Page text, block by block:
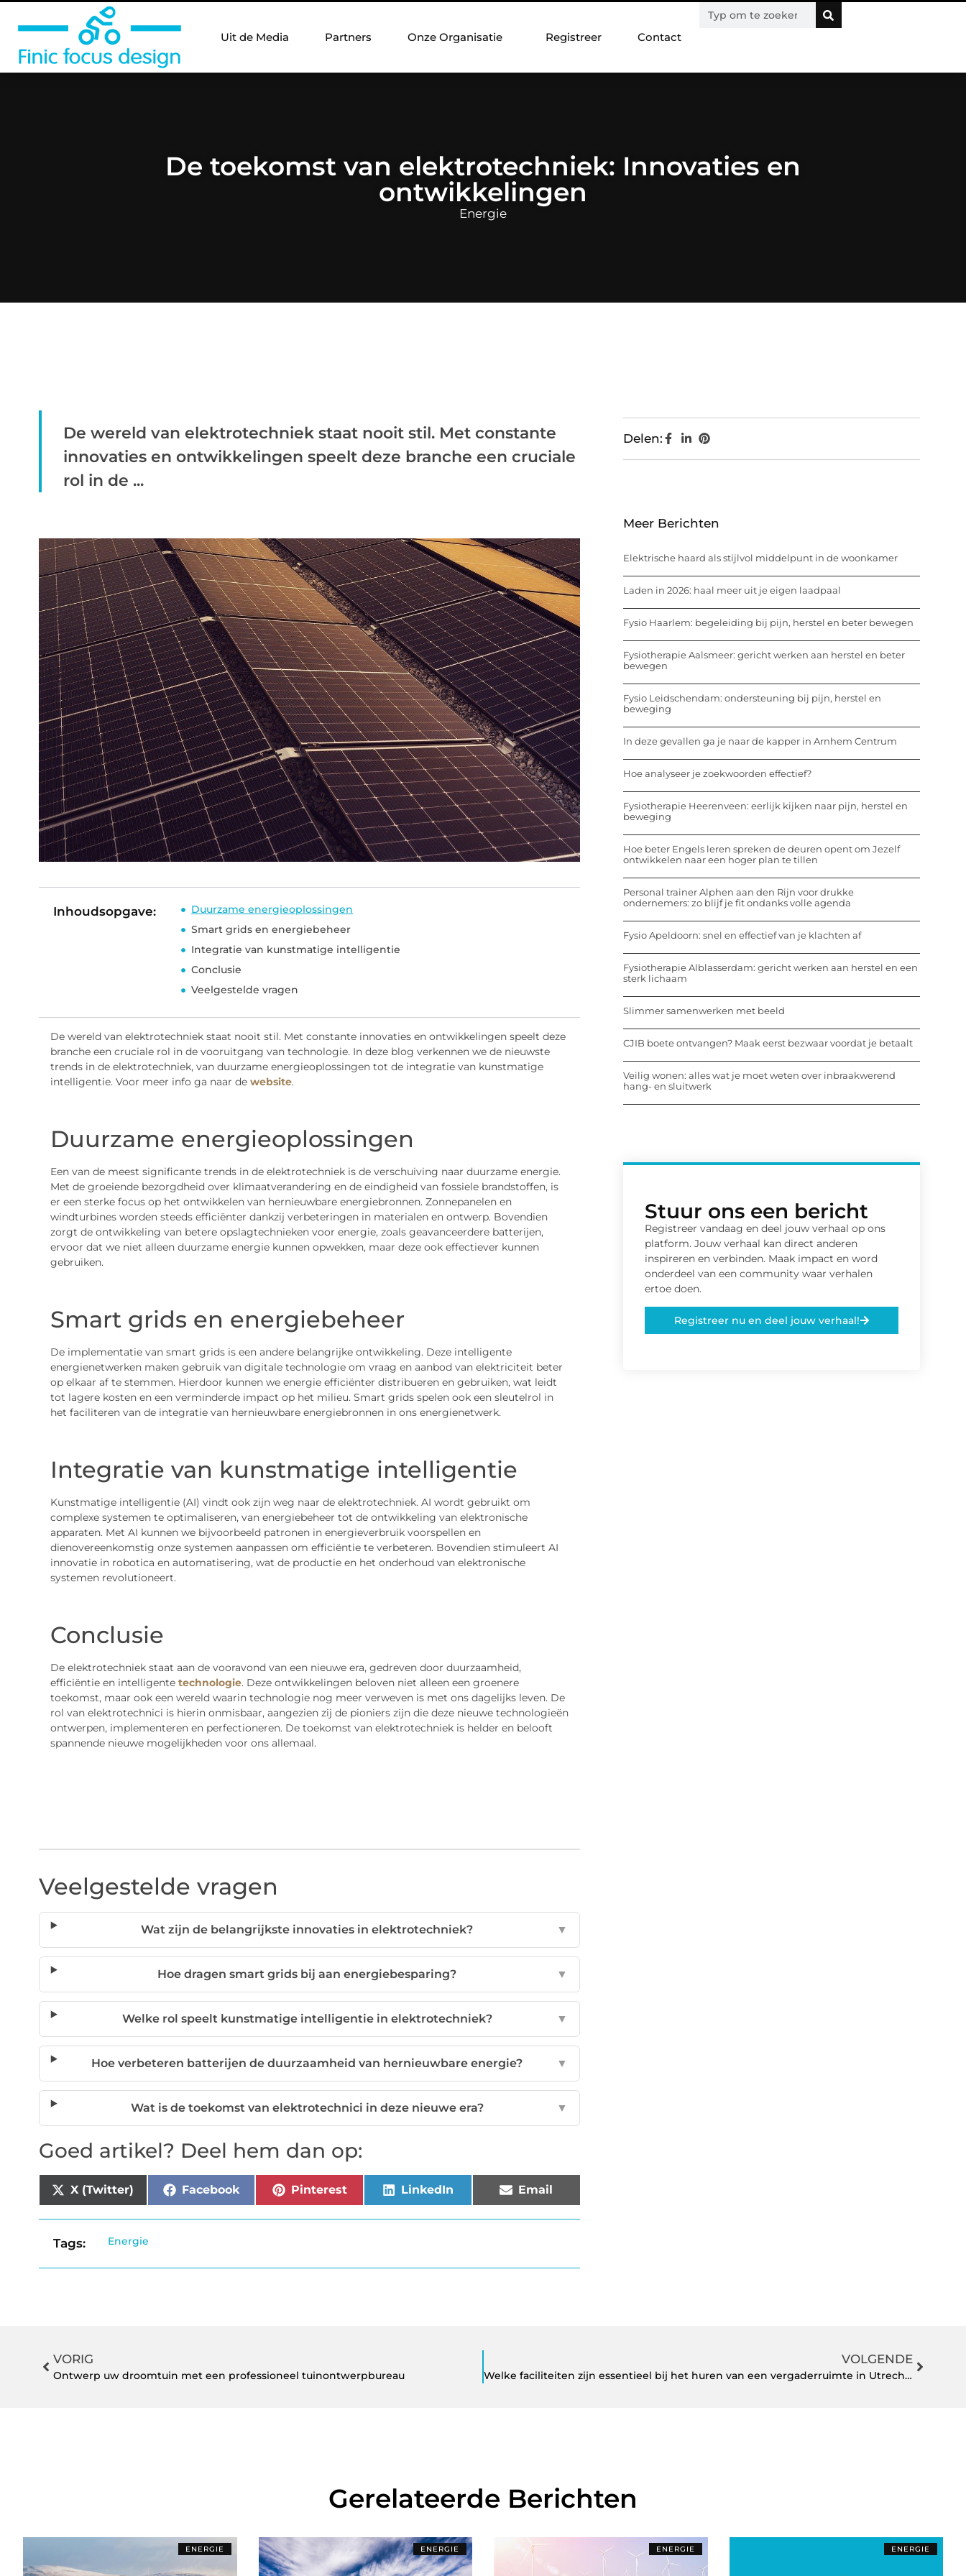
Uit de Media Partners Onze Organisatie Registreer Contact
De toekomst van elektrotechniek: Innovaties en
ontwikkelingen
Energie
De wereld van elektrotechniek staat nooit stil. Met constante
innovaties en ontwikkelingen speelt deze branche een cruciale
rol in de ...
Inhoudsopgave:
Duurzame energieoplossingen
Smart grids en energiebeheer
Integratie van kunstmatige intelligentie
Conclusie
Veelgestelde vragen
De wereld van elektrotechniek staat nooit stil. Met constante innovaties en ontwikkelingen speelt deze
branche een cruciale rol in de vooruitgang van technologie. In deze blog verkennen we de nieuwste
trends in de elektrotechniek, van duurzame energieoplossingen tot de integratie van kunstmatige
intelligentie. Voor meer info ga naar de website.
Duurzame energieoplossingen
Een van de meest significante trends in de elektrotechniek is de verschuiving naar duurzame energie.
Met de groeiende bezorgdheid over klimaatverandering en de eindigheid van fossiele brandstoffen, is
er een sterke focus op het ontwikkelen van hernieuwbare energiebronnen. Zonnepanelen en
windturbines worden steeds efficiënter dankzij verbeteringen in materialen en ontwerp. Bovendien
zorgt de ontwikkeling van betere opslagtechnieken voor energie, zoals geavanceerdere batterijen,
ervoor dat we niet alleen duurzame energie kunnen opwekken, maar deze ook effectiever kunnen
gebruiken.
Smart grids en energiebeheer
De implementatie van smart grids is een andere belangrijke ontwikkeling. Deze intelligente
energienetwerken maken gebruik van digitale technologie om vraag en aanbod van elektriciteit beter
op elkaar af te stemmen. Hierdoor kunnen we energie efficiënter distribueren en gebruiken, wat leidt
tot lagere kosten en een verminderde impact op het milieu. Smart grids spelen ook een sleutelrol in
het faciliteren van de integratie van hernieuwbare energiebronnen in ons energienetwerk.
Integratie van kunstmatige intelligentie
Kunstmatige intelligentie (AI) vindt ook zijn weg naar de elektrotechniek. AI wordt gebruikt om
complexe systemen te optimaliseren, van energiebeheer tot de ontwikkeling van elektronische
apparaten. Met AI kunnen we bijvoorbeeld patronen in energieverbruik voorspellen en
dienovereenkomstig onze systemen aanpassen om efficiëntie te verbeteren. Bovendien stimuleert AI
innovatie in robotica en automatisering, wat de productie en het onderhoud van elektronische
systemen revolutioneert.
Conclusie
De elektrotechniek staat aan de vooravond van een nieuwe era, gedreven door duurzaamheid,
efficiëntie en intelligente technologie. Deze ontwikkelingen beloven niet alleen een groenere
toekomst, maar ook een wereld waarin technologie nog meer verweven is met ons dagelijks leven. De
rol van elektrotechnici is hierin onmisbaar, aangezien zij de pioniers zijn die deze nieuwe technologieën
ontwerpen, implementeren en perfectioneren. De toekomst van elektrotechniek is helder en belooft
spannende nieuwe mogelijkheden voor ons allemaal.
Veelgestelde vragen
Wat zijn de belangrijkste innovaties in elektrotechniek? ▼
Hoe dragen smart grids bij aan energiebesparing? ▼
Welke rol speelt kunstmatige intelligentie in elektrotechniek? ▼
Hoe verbeteren batterijen de duurzaamheid van hernieuwbare energie? ▼
Wat is de toekomst van elektrotechnici in deze nieuwe era? ▼
Goed artikel? Deel hem dan op:
X (Twitter) Facebook Pinterest LinkedIn Email
Tags: Energie
Delen:
Meer Berichten
Elektrische haard als stijlvol middelpunt in de woonkamer
Laden in 2026: haal meer uit je eigen laadpaal
Fysio Haarlem: begeleiding bij pijn, herstel en beter bewegen
Fysiotherapie Aalsmeer: gericht werken aan herstel en beter
bewegen
Fysio Leidschendam: ondersteuning bij pijn, herstel en
beweging
In deze gevallen ga je naar de kapper in Arnhem Centrum
Hoe analyseer je zoekwoorden effectief?
Fysiotherapie Heerenveen: eerlijk kijken naar pijn, herstel en
beweging
Hoe beter Engels leren spreken de deuren opent om Jezelf
ontwikkelen naar een hoger plan te tillen
Personal trainer Alphen aan den Rijn voor drukke
ondernemers: zo blijf je fit ondanks volle agenda
Fysio Apeldoorn: snel en effectief van je klachten af
Fysiotherapie Alblasserdam: gericht werken aan herstel en een
sterk lichaam
Slimmer samenwerken met beeld
CJIB boete ontvangen? Maak eerst bezwaar voordat je betaalt
Veilig wonen: alles wat je moet weten over inbraakwerend
hang- en sluitwerk
Stuur ons een bericht
Registreer vandaag en deel jouw verhaal op ons
platform. Jouw verhaal kan direct anderen
inspireren en verbinden. Maak impact en word
onderdeel van een community waar verhalen
ertoe doen.
Registreer nu en deel jouw verhaal!
VORIG
Ontwerp uw droomtuin met een professioneel tuinontwerpbureau
VOLGENDE
Welke faciliteiten zijn essentieel bij het huren van een vergaderruimte in Utrecht?
Gerelateerde Berichten
ENERGIE ENERGIE ENERGIE ENERGIE